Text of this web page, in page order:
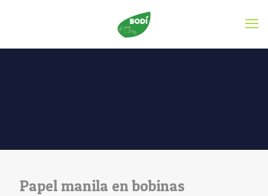
Papel manila en bobinas